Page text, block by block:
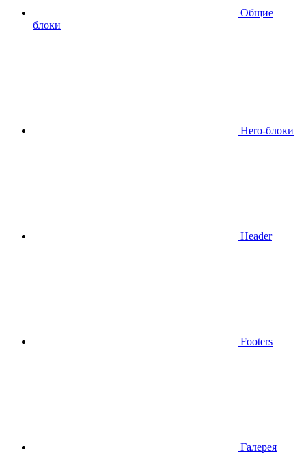
Общие
блоки
Hero-блоки
Header
Footers
Галерея